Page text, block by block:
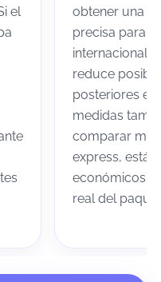
el
obtener una
precisa para
internacional
reduce
posteriores en
medidas
comparar
express,
económicos
real del